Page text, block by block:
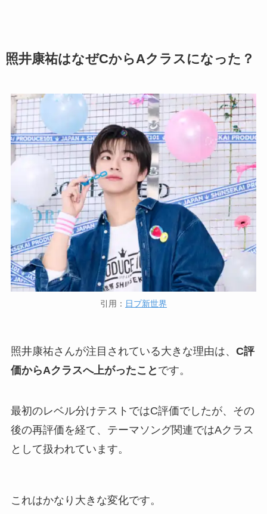
照井康祐はなぜCからAクラスになった？
引用： 日プ新世界
照井康祐さんが注目されている大きな理由は、 C評
価からAクラスへ上がったこと です。
最初のレベル分けテストではC評価でしたが、その
後の再評価を経て、テーマソング関連ではAクラス
として扱われています。
これはかなり大きな変化です。